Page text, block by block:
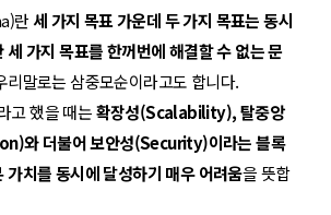
란 세 가지 목표 가운데 두 가지 목표는 동시
세 가지 목표를 한꺼번에 해결할 수 없는 문
리말로는 삼중모순이라고도 합니다.
고 했을 때는확장성(Scalability), 탈중앙
와 더불어 보안성(Security)이라는 블록
가치를 동시에 달성하기 매우 어려움을 뜻합